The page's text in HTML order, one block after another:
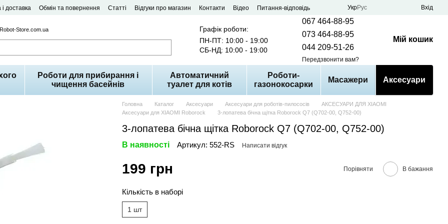
доставка Обмін та повернення Статті Відгуки про магазин Контакти Відео
Питання-відповідь
УкрРус Вхід
Robot-Store.com.ua
Графік роботи:
ПН-ПТ: 10:00 - 19:00
СБ-НД: 10:00 - 19:00
067 464-88-95
073 464-88-95
044 209-51-26
Передзвонити вам?
Мій кошик
Роботи для прибирання і
чищення басейнів
Автоматичний
туалет для котів
Роботи-
газонокосарки
Масажери Аксесуари
Головна Каталог Аксесуари Аксесуари для роботів-пилососів
АКСЕСУАРИ ДЛЯ XIAOMI
Аксесуари для XIAOMI Roborock
3-лопатева бічна щітка Roborock Q7 (Q702-00, Q752-00)
3-лопатева бічна щітка Roborock Q7 (Q702-00, Q752-00)
В наявності Артикул: 552-RS Написати відгук
199 грн Порівняти В бажання
Кількість в наборі
1 шт